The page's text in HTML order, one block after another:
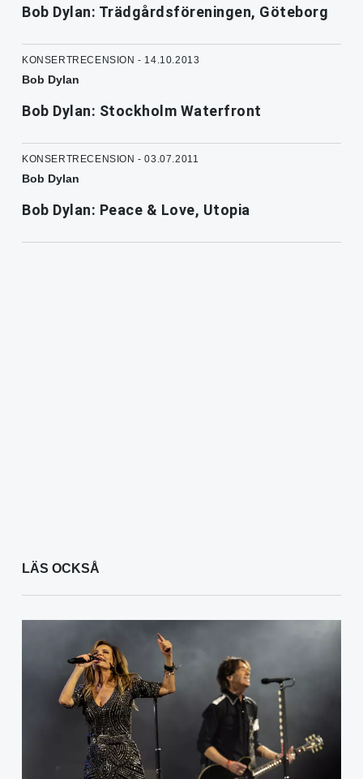
Bob Dylan: Trädgårdsföreningen, Göteborg
KONSERTRECENSION - 14.10.2013
Bob Dylan
Bob Dylan: Stockholm Waterfront
KONSERTRECENSION - 03.07.2011
Bob Dylan
Bob Dylan: Peace & Love, Utopia
LÄS OCKSÅ